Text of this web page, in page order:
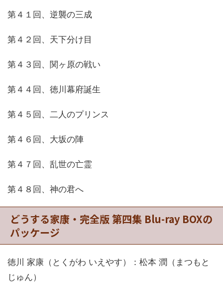
第４１回、逆襲の三成
第４２回、天下分け目
第４３回、関ヶ原の戦い
第４４回、徳川幕府誕生
第４５回、二人のプリンス
第４６回、大坂の陣
第４７回、乱世の亡霊
第４８回、神の君へ
どうする家康・完全版 第四集 Blu-ray BOXの
パッケージ
徳川 家康（とくがわ いえやす）：松本 潤（まつもと
じゅん）